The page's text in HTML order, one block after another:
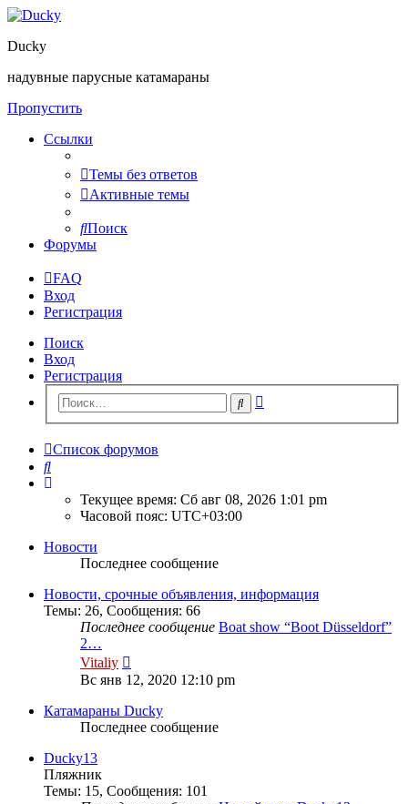
Ducky
надувные парусные катамараны
Пропустить
Ссылки
Темы без ответов
Активные темы
Поиск
Форумы
FAQ
Вход
Регистрация
Поиск
Вход
Регистрация
Поиск
Список форумов
Поиск
Текущее время: Сб авг 08, 2026 1:01 pm
Часовой пояс: UTC+03:00
Новости
Последнее сообщение
Новости, срочные объявления, информация
Темы: 26, Сообщения: 66
Последнее сообщение Boat show “Boot Düsseldorf”
2…
Vitaliy
к
последнему
сообщению
Вс янв 12, 2020 12:10 pm
Катамараны Ducky
Последнее сообщение
Ducky13
Пляжник
Темы: 15, Сообщения: 101